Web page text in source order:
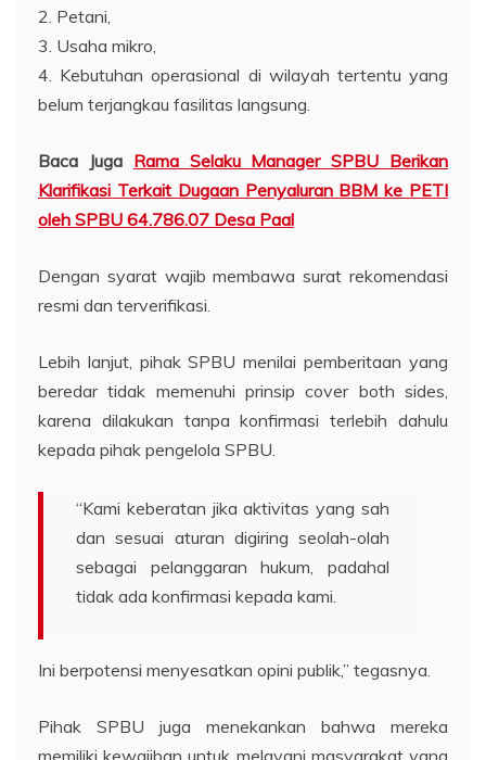
2. Petani,
3. Usaha mikro,
4. Kebutuhan operasional di wilayah tertentu yang
belum terjangkau fasilitas langsung.
Baca Juga Rama Selaku Manager SPBU Berikan
Klarifikasi Terkait Dugaan Penyaluran BBM ke PETI
oleh SPBU 64.786.07 Desa Paal
Dengan syarat wajib membawa surat rekomendasi
resmi dan terverifikasi.
Lebih lanjut, pihak SPBU menilai pemberitaan yang
beredar tidak memenuhi prinsip cover both sides,
karena dilakukan tanpa konfirmasi terlebih dahulu
kepada pihak pengelola SPBU.
“Kami keberatan jika aktivitas yang sah
dan sesuai aturan digiring seolah-olah
sebagai pelanggaran hukum, padahal
tidak ada konfirmasi kepada kami.
Ini berpotensi menyesatkan opini publik,” tegasnya.
Pihak SPBU juga menekankan bahwa mereka